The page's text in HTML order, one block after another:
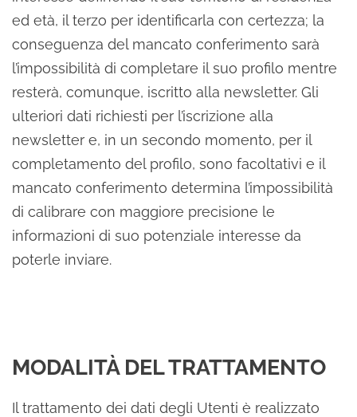
ed età, il terzo per identificarla con certezza; la
conseguenza del mancato conferimento sarà
l’impossibilità di completare il suo profilo mentre
resterà, comunque, iscritto alla newsletter. Gli
ulteriori dati richiesti per l’iscrizione alla
newsletter e, in un secondo momento, per il
completamento del profilo, sono facoltativi e il
mancato conferimento determina l’impossibilità
di calibrare con maggiore precisione le
informazioni di suo potenziale interesse da
poterle inviare.
MODALITÀ DEL TRATTAMENTO
Il trattamento dei dati degli Utenti è realizzato